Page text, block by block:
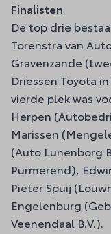
Finalisten
De top drie
Torenstra van
Gravenzande
Driessen Toyota
vierde plek was
Herpen
Marissen
(Auto Lunenborg
Purmerend),
Pieter Spuij
Engelenburg
Veenendaal B.V.).